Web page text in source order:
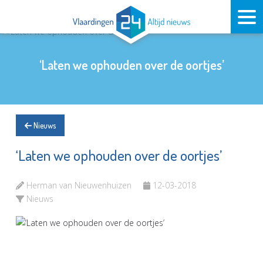
‘Laten we ophouden over de oortjes’
Nieuws
‘Laten we ophouden over de oortjes’
Herman van Nieuwenhuizen
12-03-2018
Nieuws